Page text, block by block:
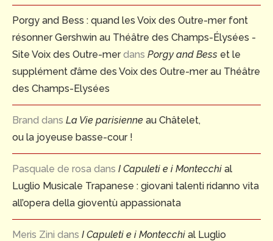
Porgy and Bess : quand les Voix des Outre-mer font
résonner Gershwin au Théâtre des Champs-Élysées -
Site Voix des Outre-merdans Porgy and Bess et le
supplément d’âme des Voix des Outre-mer au Théâtre
des Champs-Elysées
Brand dans La Vie parisienne au Châtelet,
ou la joyeuse basse-cour !
Pasquale de rosa dans I Capuleti e i Montecchi al
Luglio Musicale Trapanese : giovani talenti ridanno vita
all’opera della gioventù appassionata
Meris Zini dans I Capuleti e i Montecchi al Luglio